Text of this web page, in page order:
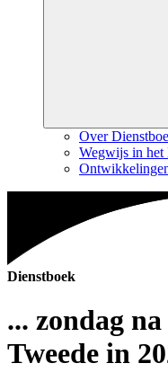
Over
Wegwijs in het
Dienstboek
... zondag
Tweede in